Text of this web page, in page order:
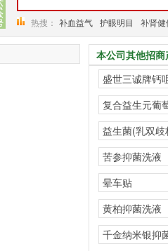
热搜： 补血益气 护眼明目 补肾健
衡 减缓疲劳
本公司其他招商
盛世三诚牌钙
复合益生元葡
益生菌(乳双歧
苦参抑菌洗液
晕车贴
黄柏抑菌洗液
千金纳米银抑